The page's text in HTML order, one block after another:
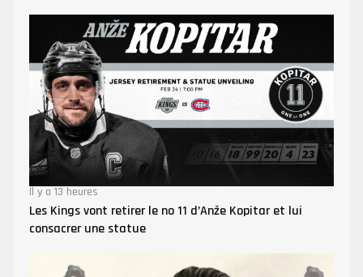
Il y a 13 heures
Les Kings vont retirer le no 11 d’Anže Kopitar et lui
consacrer une statue